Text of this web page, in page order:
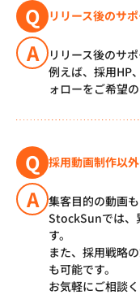
Q リリース後のサ
A
リリース後のサ
例えば、採用HP
ォローをご希望
Q 採用動画制作以
A
集客目的の動画
StockSunでは、
す。
また、採用戦略
も可能です。
お気軽にご相談く